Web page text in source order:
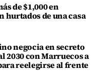
de $1,000 en
hurtados de una casa
negocia en secreto
2030 con Marruecos a
reelegirse al frente